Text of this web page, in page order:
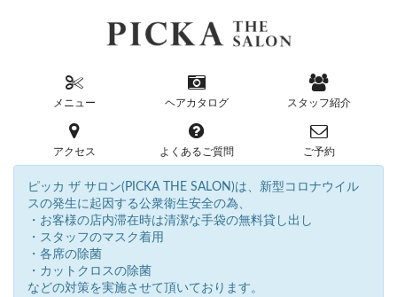
メニュー ヘアカタログ スタッフ紹介
アクセス よくあるご質問 ご予約
ピッカ ザ サロン(PICKA THE SALON)は、新型コロナウイル
スの発生に起因する公衆衛生安全の為、
・お客様の店内滞在時は清潔な手袋の無料貸し出し
・スタッフのマスク着用
・各席の除菌
・カットクロスの除菌
などの対策を実施させて頂いております。